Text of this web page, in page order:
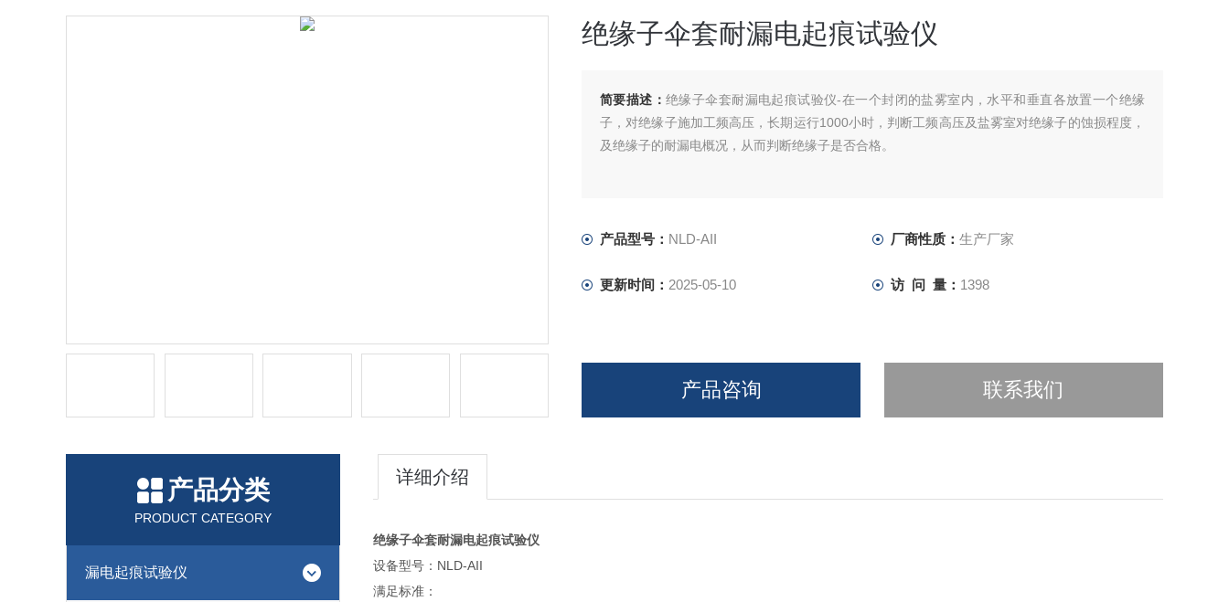
绝缘子伞套耐漏电起痕试验仪
简要描述：绝缘子伞套耐漏电起痕试验仪-在一个封闭的盐雾室内，水平和垂直各放置一个绝缘
子，对绝缘子施加工频高压，长期运行1000小时，判断工频高压及盐雾室对绝缘子的蚀损程度，
及绝缘子的耐漏电概况，从而判断绝缘子是否合格。
产品型号： NLD-AII 厂商性质： 生产厂家
更新时间： 2025-05-10 访 问 量： 1398
产品咨询 联系我们
产品分类
PRODUCT CATEGORY
漏电起痕试验仪
详细介绍
绝缘子伞套耐漏电起痕试验仪
设备型号：NLD-AII
满足标准：